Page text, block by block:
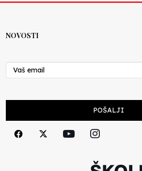
Nenad Veličković
29.10.2024
Cuke i djeca
NOVOSTI
POŠALJI